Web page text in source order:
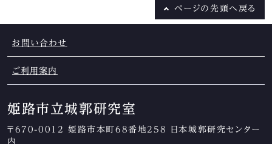
ページの 先頭へ戻る
お問い合わせ
ご利用案内
姫路市立城郭研究室
〒670-0012 姫路市本町68番地258 日本城郭研究センター
内